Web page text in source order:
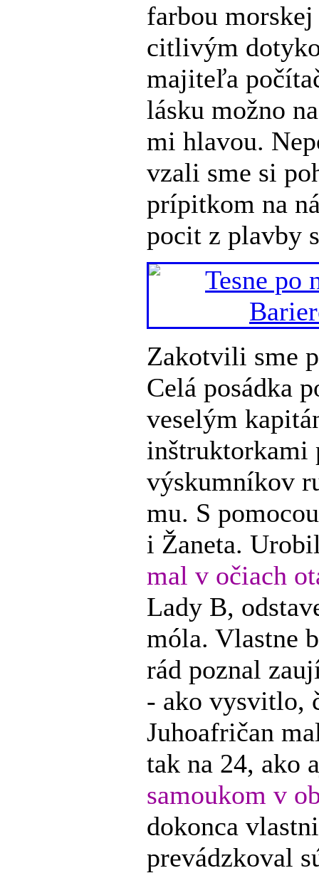
farbou
citlivým
majiteľa
lásku možno
mi hlavou.
vzali sme si
prípitkom na
pocit z plavby
Zakotvili sme
Celá posádka
veselým
inštruktorkami
výskumníkov
mu. S
i Žaneta.
mal v očiach
Lady B,
móla. Vlastne
rád poznal
- ako vysvitlo,
Juhoafričan
tak na 24, ako
samoukom v
dokonca
prevádzkoval